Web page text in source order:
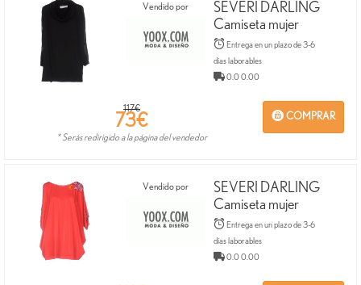
Vendido por
SEVERI DARLING
Camiseta mujer
Entrega en un plazo de 3-6
días laborables
0.0 0.00
COMPRAR
117€
73€
* Serás redirigido a la página del vendedor
Vendido por
SEVERI DARLING
Camiseta mujer
Entrega en un plazo de 3-6
días laborables
0.0 0.00